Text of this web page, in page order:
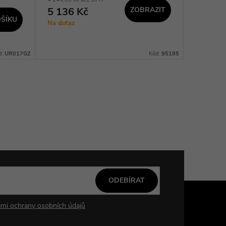
UR017GZ
5 136 Kč
Na dotaz
ZOBRAZIT
Kód: 95195
ochrany osobních údajů
ODEBÍRAT